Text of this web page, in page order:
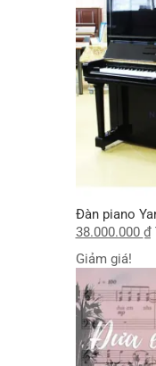
Đàn piano
38.000.000 ₫
Giảm giá!